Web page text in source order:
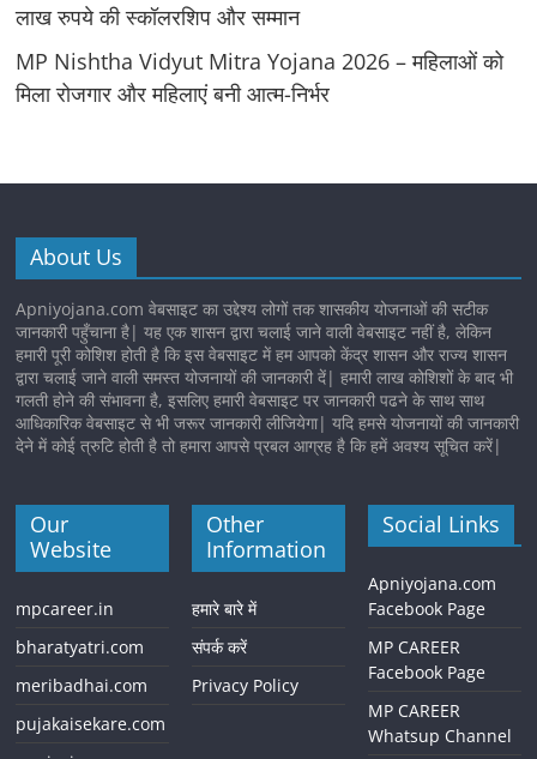
लाख रुपये की स्कॉलरशिप और सम्मान
MP Nishtha Vidyut Mitra Yojana 2026 – महिलाओं को
मिला रोजगार और महिलाएं बनी आत्म-निर्भर
About Us
Apniyojana.com वेबसाइट का उद्देश्य लोगों तक शासकीय योजनाओं की सटीक
जानकारी पहुँचाना है| यह एक शासन द्वारा चलाई जाने वाली वेबसाइट नहीं है, लेकिन
हमारी पूरी कोशिश होती है कि इस वेबसाइट में हम आपको केंद्र शासन और राज्य शासन
द्वारा चलाई जाने वाली समस्त योजनायों की जानकारी दें| हमारी लाख कोशिशों के बाद भी
गलती होने की संभावना है, इसलिए हमारी वेबसाइट पर जानकारी पढने के साथ साथ
आधिकारिक वेबसाइट से भी जरूर जानकारी लीजियेगा| यदि हमसे योजनायों की जानकारी
देने में कोई त्रुटि होती है तो हमारा आपसे प्रबल आग्रह है कि हमें अवश्य सूचित करें|
Our
Website
mpcareer.in
bharatyatri.com
meribadhai.com
pujakaisekare.com
Other
Information
हमारे बारे में
संपर्क करें
Privacy Policy
Social Links
Apniyojana.com
Facebook Page
MP CAREER
Facebook Page
MP CAREER
Whatsup Channel